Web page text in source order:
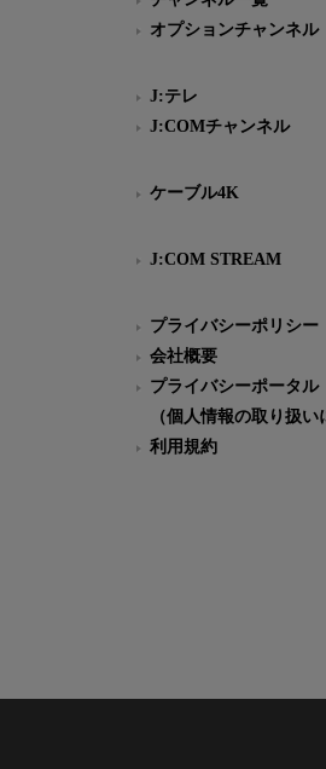
オプションチャンネル
J:テレ
J:COMチャンネル
ケーブル4K
J:COM STREAM
プライバシーポリシー
会社概要
プライバシーポータル
（個人情報の取り扱い
利用規約